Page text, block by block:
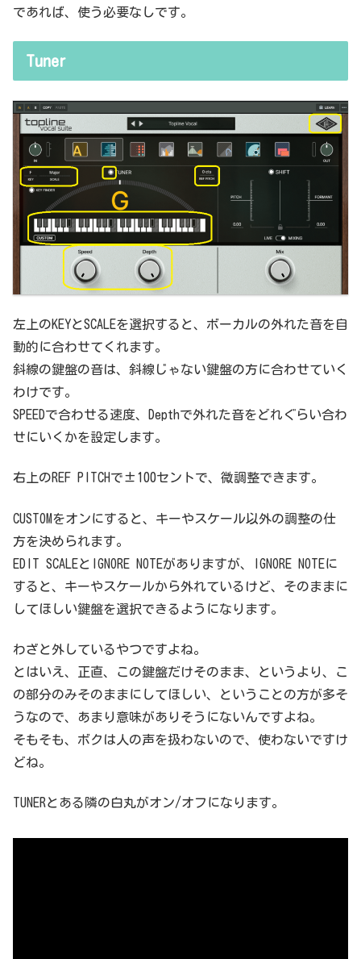
であれば、使う必要なしです。
Tuner
左上のKEYとSCALEを選択すると、ボーカルの外れた音を自
動的に合わせてくれます。
斜線の鍵盤の音は、斜線じゃない鍵盤の方に合わせていく
わけです。
SPEEDで合わせる速度、Depthで外れた音をどれぐらい合わ
せにいくかを設定します。
右上のREF PITCHで±100セントで、微調整できます。
CUSTOMをオンにすると、キーやスケール以外の調整の仕
方を決められます。
EDIT SCALEとIGNORE NOTEがありますが、IGNORE NOTEに
すると、キーやスケールから外れているけど、そのままに
してほしい鍵盤を選択できるようになります。
わざと外しているやつですよね。
とはいえ、正直、この鍵盤だけそのまま、というより、こ
の部分のみそのままにしてほしい、ということの方が多そ
うなので、あまり意味がありそうにないんですよね。
そもそも、ボクは人の声を扱わないので、使わないですけ
どね。
TUNERとある隣の白丸がオン/オフになります。